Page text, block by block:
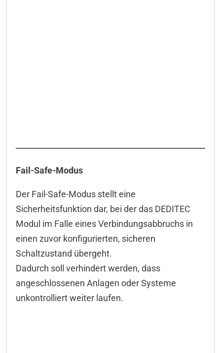
Fail-Safe-Modus
Der Fail-Safe-Modus stellt eine
Sicherheitsfunktion dar, bei der das DEDITEC
Modul im Falle eines Verbindungsabbruchs in
einen zuvor konfigurierten, sicheren
Schaltzustand übergeht.
Dadurch soll verhindert werden, dass
angeschlossenen Anlagen oder Systeme
unkontrolliert weiter laufen.